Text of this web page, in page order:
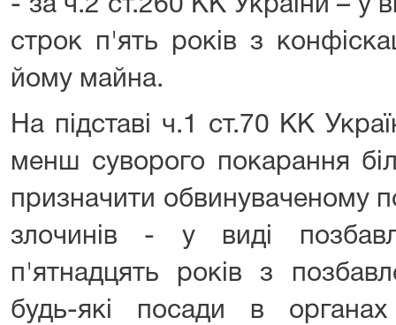
- за ч.2 ст.260 КК України – у
строк п'ять років з
йому майна.
На підставі ч.1 ст.70 КК
менш суворого покарання
призначити обвинуваченому
злочинів - у виді
п'ятнадцять років з
будь-які посади в